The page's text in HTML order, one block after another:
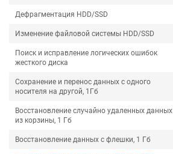
Дефрагментация HDD/SSD
Изменение файловой системы HDD/SSD
Поиск и исправление логических ошибок
жесткого диска
Сохранение и перенос данных с одного
носителя на другой, 1Гб
Восстановление случайно удаленных данных
из корзины, 1 Гб
Восстановление данных с флешки, 1 Гб